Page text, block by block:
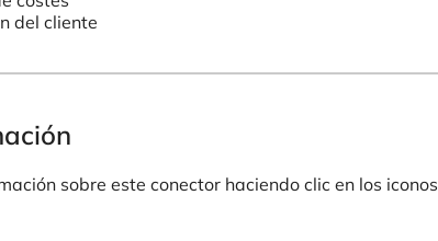
del cliente
sobre este conector haciendo clic en los